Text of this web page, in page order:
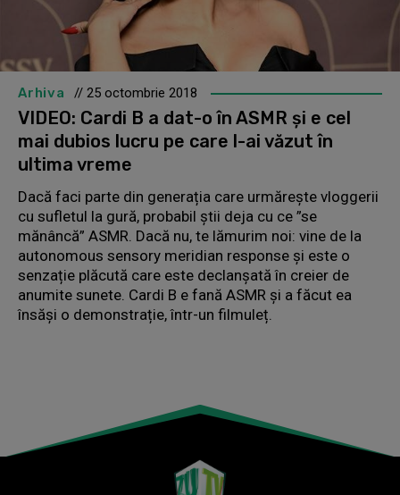
Arhiva // 25 octombrie 2018
VIDEO: Cardi B a dat-o în ASMR și e cel
mai dubios lucru pe care l-ai văzut în
ultima vreme
Dacă faci parte din generația care urmărește vloggerii
cu sufletul la gură, probabil știi deja cu ce ”se
mănâncă” ASMR. Dacă nu, te lămurim noi: vine de la
autonomous sensory meridian response și este o
senzație plăcută care este declanșată în creier de
anumite sunete. Cardi B e fană ASMR și a făcut ea
însăși o demonstrație, într-un filmuleț.